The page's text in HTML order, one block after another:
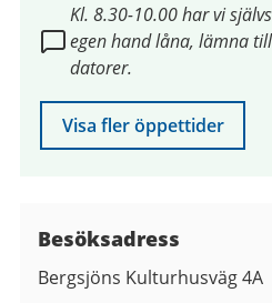
Kl. 8.30-10.00 har vi
egen hand låna, lämna
datorer.
Visa fler öppettider
Besöksadress
Bergsjöns Kulturhusväg 4A